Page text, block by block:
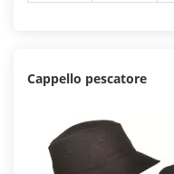
Cappello pescatore